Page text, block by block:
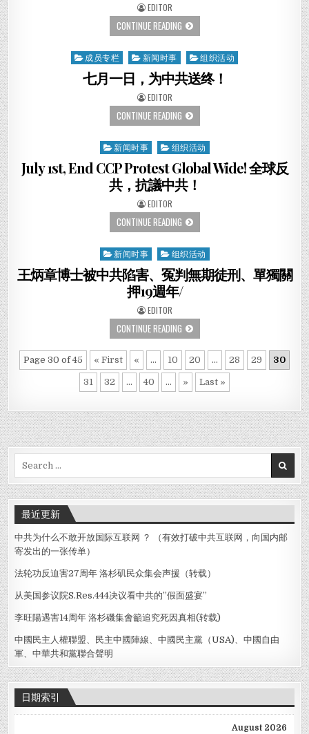
區
財
富
动
针
对
共
病
毒
发
起
诉
讼
赔
议
案
AUTHOR:
EDITOR
CONTINUE READING全
美
个
民
运
组
织
中
共
百
诞”日
举
行
抗
议
示
威
动
Posted
成员专栏 新闻时事 组织活动
七月一日，为中共送终！
AUTHOR:
EDITOR
CONTINUE READING七
月
日，
为
中
共
送
终！
Posted
in
新闻时事 组织活动
July 1st, End CCP Protest Global Wide! 全球反
共，抗議中共！
AUTHOR:
EDITOR
CONTINUE READINGJULY
1ST,
CCP
PROTEST
GLOBAL
WIDE!
全
球
抗
議
中
共！
Posted
in
新闻时事 组织活动
王炳章博士被中共陷害、冤判無期徒刑、單獨關
押19週年/
AUTHOR:
EDITOR
CONTINUE READING王
炳
博
士
被
中
共
害、
冤
判
無
期
徒
獨
關
押
19
年/
Page 30 of 45 « First « ... 10 20 ... 28 29 30
31 32 ... 40 ... » Last »
最近更新
中共为什么不敢开放国际互联网 ？ （有效打破中共互联网，向国内邮
寄发出的一张传单）
法轮功反迫害27周年 洛杉矶民众集会声援（转载）
从美国参议院S.Res.444决议看中共的”假面盛宴”
李旺陽遇害14周年 洛杉磯集會籲追究死因真相(转载)
中國民主人權聯盟、民主中國陣線、中國民主黨（USA)、中國自由
軍、中華共和黨聯合聲明
日期索引
August 2026